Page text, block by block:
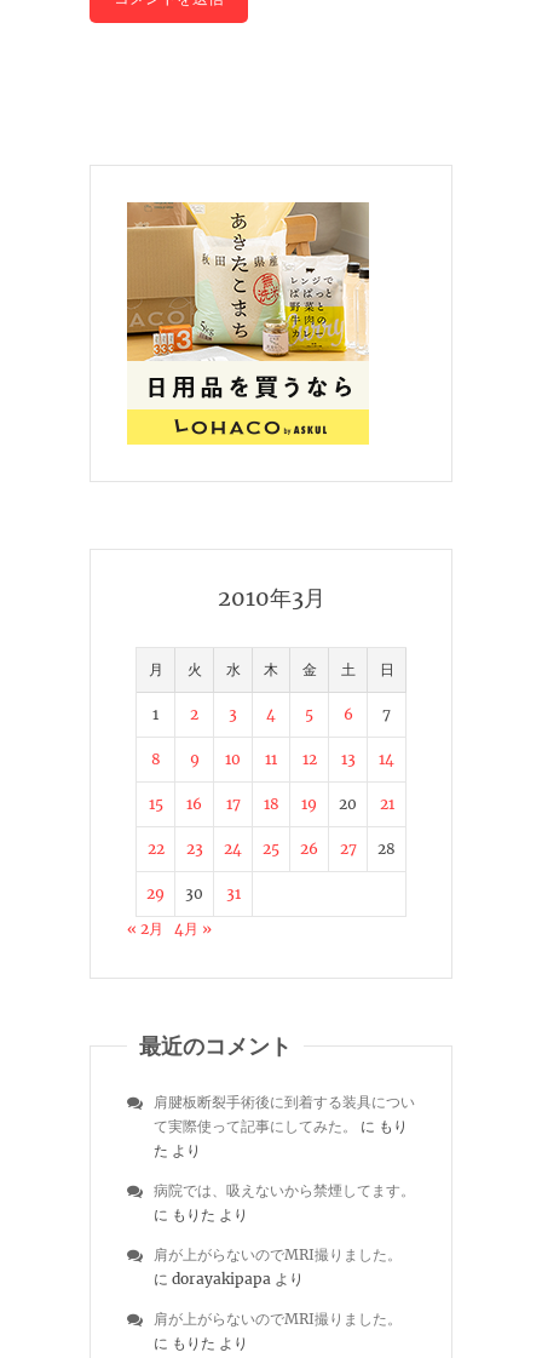
2010年3月
月 火 水 木 金 土 日
1 2 3 4 5 6 7
8 9 10 11 12 13 14
15 16 17 18 19 20 21
22 23 24 25 26 27 28
29 30
31
« 2月
4月 »
最近のコメント
肩腱板断裂手術後に到着する装具につい
て実際使って記事にしてみた。
に もり
た より
病院では、吸えないから禁煙してます。
に もりた より
肩が上がらないのでMRI撮りました。
に dorayakipapa より
肩が上がらないのでMRI撮りました。
に もりた より